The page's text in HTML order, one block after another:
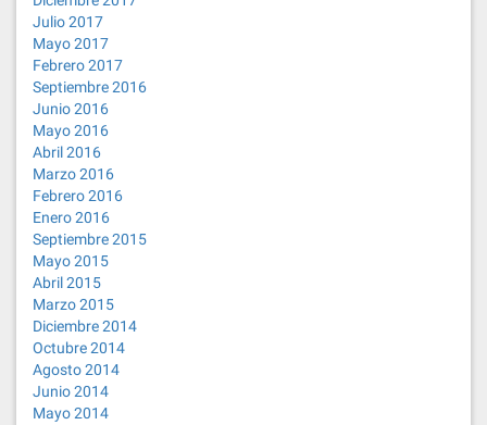
Julio 2017
Mayo 2017
Febrero 2017
Septiembre 2016
Junio 2016
Mayo 2016
Abril 2016
Marzo 2016
Febrero 2016
Enero 2016
Septiembre 2015
Mayo 2015
Abril 2015
Marzo 2015
Diciembre 2014
Octubre 2014
Agosto 2014
Junio 2014
Mayo 2014